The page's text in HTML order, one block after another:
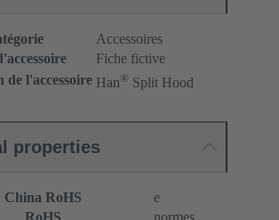
Accessoires
Fiche fictive
de l'accessoire Han® Split Hood
properties
China RoHS
e